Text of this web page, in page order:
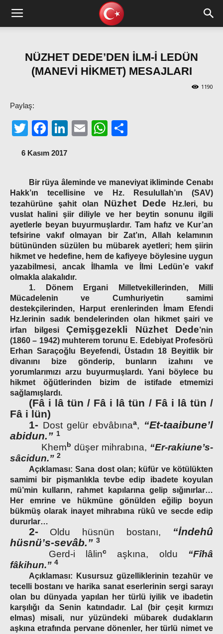
NÜZHET DEDE’DEN İLM-İ LEDÜN
(MANEVİ HİKMET) MESAJLARI
1190
Paylaş:
TwitterFacebook
LinkedIn
EmailWhatsApp
6 Kasım 2017
Bir rüya âleminde ve maneviyat ikliminde Cenabı
Hakk’ın tecellisine ve Hz. Resulullah’ın (SAV)
tezahürüne şahit olan Nüzhet Dede
Hz.leri, bu
vuslat halini şiir diliyle ve her beytin sonunu ilgili
ayetlerle beyan buyurmuşlardır. Tam hafız ve Kur’an
tefsirine vakıf olmayan bir Zat’ın, Allah kelamının
bütününden süzülen bu mübarek ayetleri; hem şiirin
hikmet ve hedefine, hem de kafiyeye böylesine uygun
yazabilmesi, ancak İlhamla ve İlmi Ledün’e vakıf
olmakla alakalıdır.
1. Dönem Ergani Milletvekillerinden, Milli
Mücadelenin ve Cumhuriyetin samimi
destekçilerinden, Harput erenlerinden İmam Efendi
Hz.lerinin sadık bendelerinden olan hikmet şairi ve
irfan bilgesi Çemişgezekli Nüzhet Dede’nin
(1860 – 1942) muhterem torunu E. Edebiyat Profesörü
Erhan Saraçoğlu Beyefendi, Üstadın 18 Beyitlik bir
divanını bize gönderip, bunların izahını ve
yorumlarımızı arzu buyurmuşlardı. Yani böylece bu
hikmet öğütlerinden bizim de istifade etmemizi
sağlamışlardı.
(Fâ i lâ tün / Fâ i lâ tün / Fâ i lâ tün /
Fâ i lün)
1-Dost gelür ebvâbınaa, “Et-taaibune’l
abidun.” 1
Khemb düşer mihrabına, “Er-rakiune’s-
sâcidun.” 2
Açıklaması: Sana dost olan; küfür ve kötülükten
samimi bir pişmanlıkla tevbe edip ibadete koyulan
mü’min kulların, rahmet kapılarına gelip sığınırlar…
Her emrine ve hükmüne gönülden eğilip boyun
bükmüş olarak inayet mihrabına rükû ve secde edip
dururlar…
2- Oldu hüsnün bostanı, “İndehû
hüsnü’s-sevâb.” 3
Gerd-i lâlinc aşkına, oldu “Fîhâ
fâkihun.” 4
Açıklaması: Kusursuz güzelliklerinin tezahür ve
tecelli bostanı ve harika sanat eserlerinin sergi sarayı
olan bu dünyada yapılan her türlü iyilik ve ibadetin
karşılığı da Senin katındadır. Lal (bir çeşit kırmızı
elmas) misali, nur yüzündeki mübarek dudakların
aşkına etrafında pervane dönenler, her türlü nimet ve